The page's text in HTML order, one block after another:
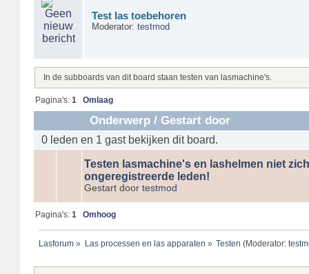
Test las toebehoren
Moderator:testmod
In de subboards van dit board staan testen van lasmachine's.
Pagina's:1 Omlaag
Onderwerp/ Gestart door
0 leden en 1 gast bekijken dit board.
Testen lasmachine's en lashelmen niet
ongeregistreerde leden!
Gestart door testmod
Pagina's:1 Omhoog
Lasforum» Las processen en las apparaten » Testen (Moderator: